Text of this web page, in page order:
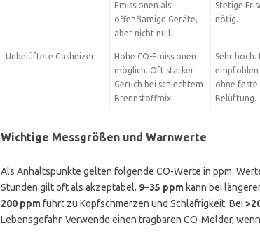
Emissionen als
offenflamige Geräte,
aber nicht null.
Stetige
nötig.
Unbelüftete Gasheizer
Hohe CO-Emissionen
möglich. Oft starker
Geruch bei schlechtem
Brennstoffmix.
Sehr hoch.
ohne feste
Belüftung.
Wichtige Messgrößen und Warnwerte
Als Anhaltspunkte gelten folgende CO-Werte in ppm.
Stunden gilt oft als akzeptabel. 9–35 ppmkann bei
200 ppmführt zu Kopfschmerzen und Schläfrigkeit. Bei
Lebensgefahr. Verwende einen tragbaren CO-Melder,